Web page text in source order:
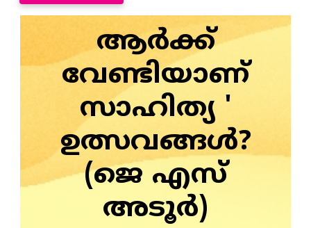
ആർക്ക്
വേണ്ടിയാണ്
സാഹിത്യ '
ഉത്സവങ്ങൾ?
(ജെ എസ്‌
അടൂർ)